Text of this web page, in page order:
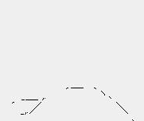
｀ヽ､
＼